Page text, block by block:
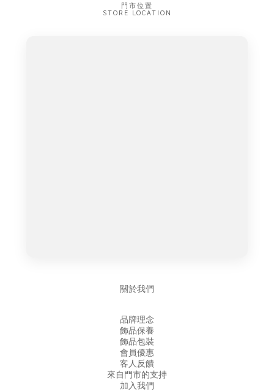
門市位置
STORE LOCATION
關於我們
品牌理念
飾品保養
飾品包裝
會員優惠
客人反饋
來自門市的支持
加入我們